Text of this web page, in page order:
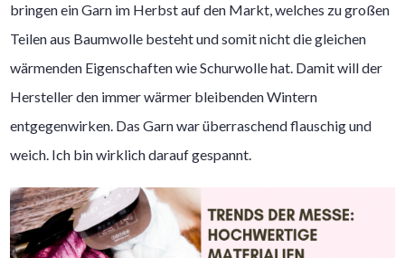
bringen ein Garn im Herbst auf den Markt, welches zu großen
Teilen aus Baumwolle besteht und somit nicht die gleichen
wärmenden Eigenschaften wie Schurwolle hat. Damit will der
Hersteller den immer wärmer bleibenden Wintern
entgegenwirken. Das Garn war überraschend flauschig und
weich. Ich bin wirklich darauf gespannt.